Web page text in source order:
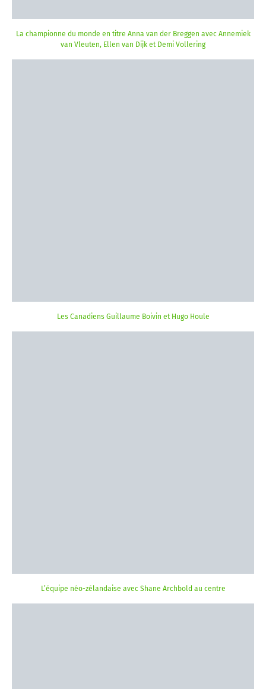
La championne du monde en titre Anna van der Breggen avec Annemiek
van Vleuten, Ellen van Dijk et Demi Vollering
Les Canadiens Guillaume Boivin et Hugo Houle
L’équipe néo-zélandaise avec Shane Archbold au centre